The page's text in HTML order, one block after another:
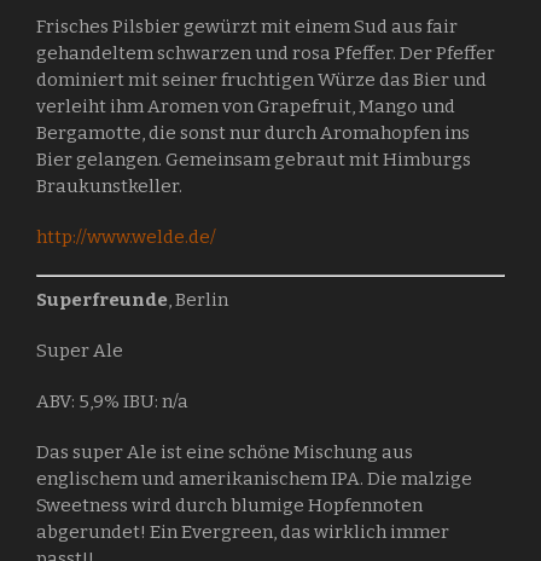
Frisches Pilsbier gewürzt mit einem Sud aus fair
gehandeltem schwarzen und rosa Pfeffer. Der Pfeffer
dominiert mit seiner fruchtigen Würze das Bier und
verleiht ihm Aromen von Grapefruit, Mango und
Bergamotte, die sonst nur durch Aromahopfen ins
Bier gelangen. Gemeinsam gebraut mit Himburgs
Braukunstkeller.
http://www.welde.de/
Superfreunde , Berlin
Super Ale
ABV: 5,9% IBU: n/a
Das super Ale ist eine schöne Mischung aus
englischem und amerikanischem IPA. Die malzige
Sweetness wird durch blumige Hopfennoten
abgerundet! Ein Evergreen, das wirklich immer